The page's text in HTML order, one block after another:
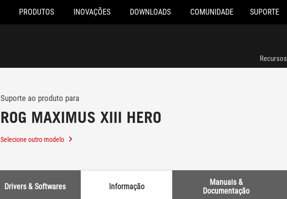
PRODUTOS INOVAÇÕES DOWNLOADS COMUNIDADE SUPORTE
Recursos
Suporte ao produto para
ROG MAXIMUS XIII HERO
Selecione outro modelo
Drivers & Softwares Informação
Manuais &
Documentação